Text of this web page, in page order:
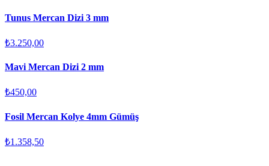
Tunus Mercan Dizi 3 mm
₺3.250,00
Mavi Mercan Dizi 2 mm
₺450,00
Fosil Mercan Kolye 4mm Gümüş
₺1.358,50